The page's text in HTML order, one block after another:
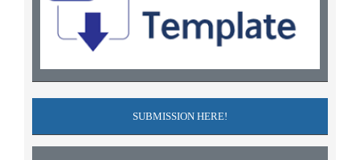
SUBMISSION HERE!